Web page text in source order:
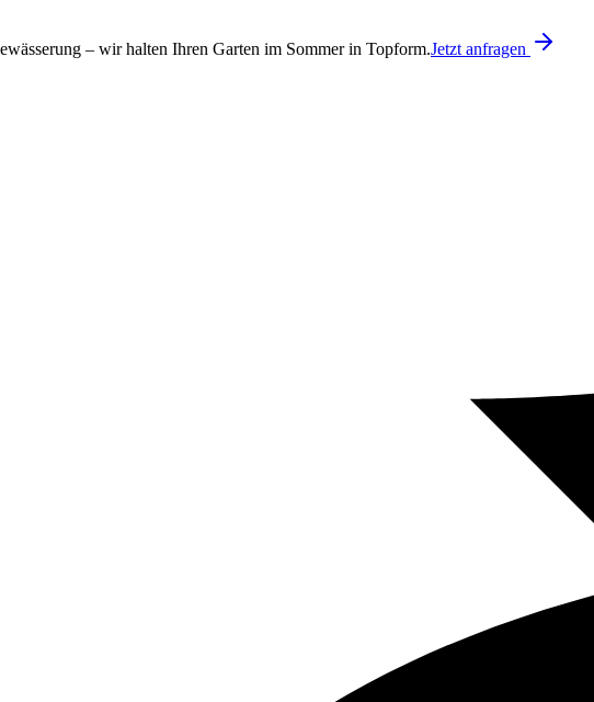
– wir halten Ihren Garten im Sommer in Topform.Jetzt anfragen